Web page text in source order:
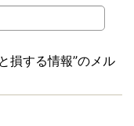
損する情報”のメル